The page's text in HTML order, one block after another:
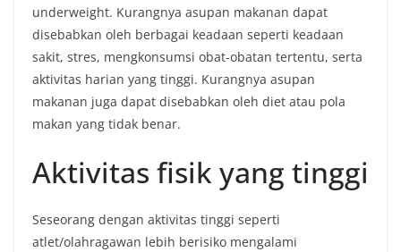
underweight. Kurangnya asupan makanan dapat
disebabkan oleh berbagai keadaan seperti keadaan
sakit, stres, mengkonsumsi obat-obatan tertentu, serta
aktivitas harian yang tinggi. Kurangnya asupan
makanan juga dapat disebabkan oleh diet atau pola
makan yang tidak benar.
Aktivitas fisik yang tinggi
Seseorang dengan aktivitas tinggi seperti
atlet/olahragawan lebih berisiko mengalami